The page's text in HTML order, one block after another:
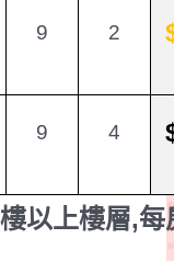
9 2
9 4
樓以上樓層,每